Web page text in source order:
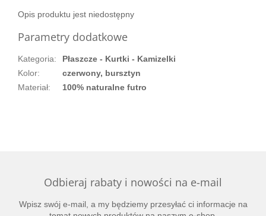
Opis produktu jest niedostępny
Parametry dodatkowe
Kategoria:
Płaszcze - Kurtki - Kamizelki
Kolor:
czerwony, bursztyn
Materiał: 100% naturalne futro
Odbieraj rabaty i nowości na e-mail
Wpisz swój e-mail, a my będziemy przesyłać ci informacje na